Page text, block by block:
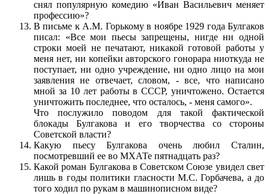
снял популярную комедию «Иван Васильевич меняет
профессию»?
В письме к А.М. Горькому в ноябре 1929 года Булгаков
писал: «Все мои пьесы запрещены, нигде ни одной
строки моей не печатают, никакой готовой работы у
меня нет, ни копейки авторского гонорара ниоткуда не
поступает, ни одно учреждение, ни одно лицо на мои
заявления не отвечает, словом, - все, что написано
мной за 10 лет работы в СССР, уничтожено. Остается
уничтожить последнее, что осталось, - меня самого».
Что послужило поводом для такой фактической
блокады Булгакова и его творчества со стороны
Советской власти?
Какую пьесу Булгакова очень любил Сталин,
посмотревший ее во МХАТе пятнадцать раз?
Какой роман Булгакова в Советском Союзе увидел свет
лишь в годы политики гласности М.С. Горбачева, а до
того ходил по рукам в машинописном виде?